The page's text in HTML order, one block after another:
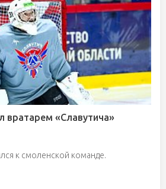
вратарем «Славутича»
к смоленской команде.